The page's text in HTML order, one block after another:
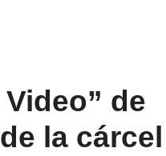
de
la